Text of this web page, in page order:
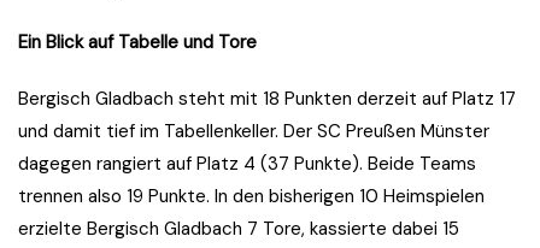
Ein Blick auf Tabelle und Tore
Bergisch Gladbach steht mit 18 Punkten derzeit auf Platz 17
und damit tief im Tabellenkeller. Der SC Preußen Münster
dagegen rangiert auf Platz 4 (37 Punkte). Beide Teams
trennen also 19 Punkte. In den bisherigen 10 Heimspielen
erzielte Bergisch Gladbach 7 Tore, kassierte dabei 15